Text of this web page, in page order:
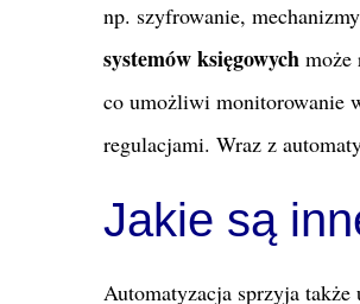
np. szyfrowanie,
systemów księgowych może
co umożliwi monitorowanie
regulacjami. Wraz z
Jakie są
Automatyzacja sprzyja